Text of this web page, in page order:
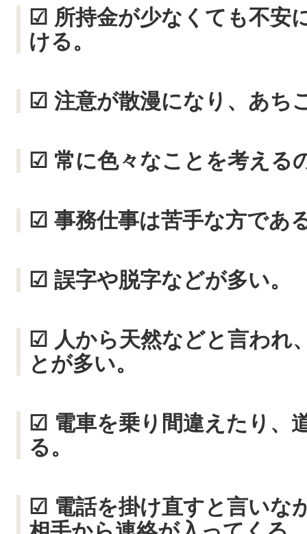
☑ 所持金が少なくても不安
ける。
☑ 注意が散漫になり、あち
☑ 常に色々なことを考える
☑ 事務仕事は苦手な方であ
☑ 誤字や脱字などが多い。
☑ 人から天然などと言われ
とが多い。
☑ 電車を乗り間違えたり、
る。
☑ 電話を掛け直すと言いな